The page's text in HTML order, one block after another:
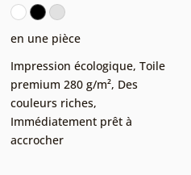
en une pièce
Impression écologique, Toile
premium 280 g/m², Des
couleurs riches,
Immédiatement prêt à
accrocher